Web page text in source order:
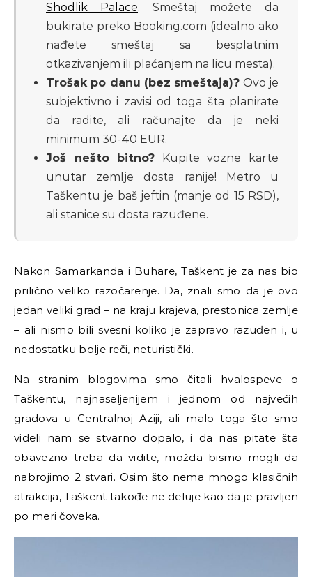
Shodlik Palace. Smeštaj možete da
bukirate preko Booking.com (idealno ako
nađete smeštaj sa besplatnim
otkazivanjem ili plaćanjem na licu mesta).
Trošak po danu (bez smeštaja)? Ovo je
subjektivno i zavisi od toga šta planirate
da radite, ali računajte da je neki
minimum 30-40 EUR.
Još nešto bitno? Kupite vozne karte
unutar zemlje dosta ranije! Metro u
Taškentu je baš jeftin (manje od 15 RSD),
ali stanice su dosta razuđene.
Nakon Samarkanda i Buhare, Taškent je za nas bio
prilično veliko razočarenje. Da, znali smo da je ovo
jedan veliki grad – na kraju krajeva, prestonica zemlje
– ali nismo bili svesni koliko je zapravo razuđen i, u
nedostatku bolje reči, neturistički.
Na stranim blogovima smo čitali hvalospeve o
Taškentu, najnaseljenijem i jednom od najvećih
gradova u Centralnoj Aziji, ali malo toga što smo
videli nam se stvarno dopalo, i da nas pitate šta
obavezno treba da vidite, možda bismo mogli da
nabrojimo 2 stvari. Osim što nema mnogo klasičnih
atrakcija, Taškent takođe ne deluje kao da je pravljen
po meri čoveka.